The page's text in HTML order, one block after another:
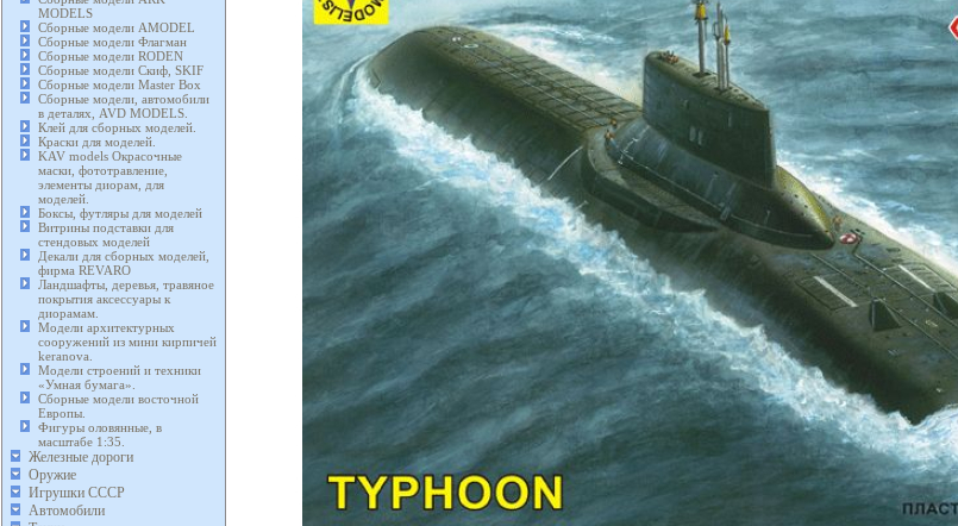
MODELS
Сборные модели AMODEL
Сборные модели Флагман
Сборные модели RODEN
Сборные модели Скиф, SKIF
Сборные модели Master Box
Сборные модели, автомобили
в деталях, AVD MODELS.
Клей для сборных моделей.
Краски для моделей.
KAV models Окрасочные
маски, фототравление,
элементы диорам, для
моделей.
Боксы, футляры для моделей
Витрины подставки для
стендовых моделей
Декали для сборных моделей,
фирма REVARO
Ландшафты, деревья, травяное
покрытия аксессуары к
диорамам.
Модели архитектурных
сооружений из мини кирпичей
keranova.
Модели строений и техники
«Умная бумага».
Сборные модели восточной
Европы.
Фигуры оловянные, в
масштабе 1:35.
Железные дороги
Оружие
Игрушки СССР
Автомобили